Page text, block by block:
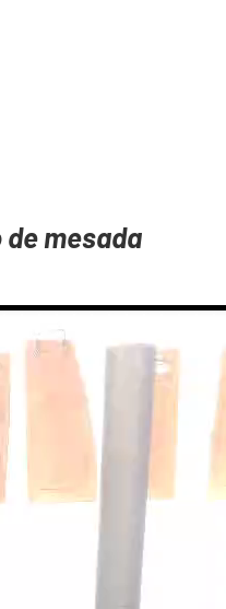
mesada